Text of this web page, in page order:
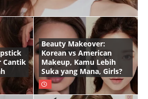
Cantik
Beauty Makeover:
Korean vs American
Makeup, Kamu Lebih
Suka yang Mana, Girls?